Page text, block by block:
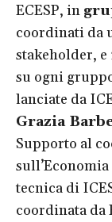
ECESP, in
coordinati da
stakeholder,
su ogni
lanciate da
Grazia
Supporto al
tecnica di
coordinata da